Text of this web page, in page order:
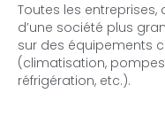
Toutes les entreprises,
d’une société plus
sur des équipements
(climatisation,
réfrigération, etc.).